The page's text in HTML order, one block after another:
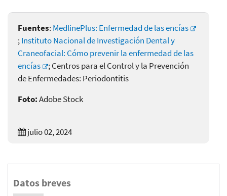
Fuentes: MedlinePlus: Enfermedad de las encías
;Instituto Nacional de Investigación Dental y
Craneofacial: Cómo prevenir la enfermedad de las
encías
; Centros para el Control y la Prevención
de Enfermedades: Periodontitis
Foto:Adobe Stock
julio 02, 2024
Datos breves